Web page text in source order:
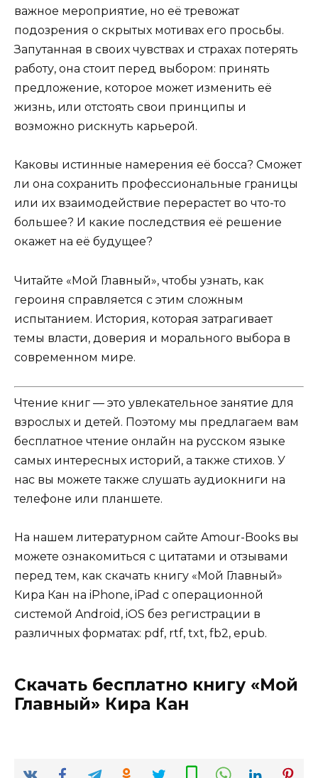
важное мероприятие, но её тревожат
подозрения о скрытых мотивах его просьбы.
Запутанная в своих чувствах и страхах потерять
работу, она стоит перед выбором: принять
предложение, которое может изменить её
жизнь, или отстоять свои принципы и
возможно рискнуть карьерой.
Каковы истинные намерения её босса? Сможет
ли она сохранить профессиональные границы
или их взаимодействие перерастет во что-то
большее? И какие последствия её решение
окажет на её будущее?
Читайте «Мой Главный», чтобы узнать, как
героиня справляется с этим сложным
испытанием. История, которая затрагивает
темы власти, доверия и морального выбора в
современном мире.
Чтение книг — это увлекательное занятие для
взрослых и детей. Поэтому мы предлагаем вам
бесплатное чтение онлайн на русском языке
самых интересных историй, а также стихов. У
нас вы можете также слушать аудиокниги на
телефоне или планшете.
На нашем литературном сайте Amour-Books вы
можете ознакомиться с цитатами и отзывами
перед тем, как скачать книгу «Мой Главный»
Кира Кан на iPhone, iPad с операционной
системой Android, iOS без регистрации в
различных форматах: pdf, rtf, txt, fb2, epub.
Скачать бесплатно книгу «Мой
Главный» Кира Кан